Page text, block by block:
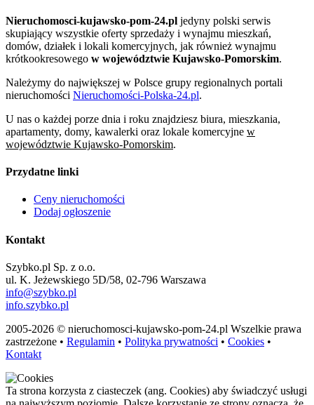
Nieruchomosci-kujawsko-pom-24.pl jedyny polski serwis
skupiający wszystkie oferty sprzedaży i wynajmu mieszkań,
domów, działek i lokali komercyjnych, jak również wynajmu
krótkookresowego w województwie Kujawsko-Pomorskim.
Należymy do największej w Polsce grupy regionalnych portali
nieruchomości Nieruchomości-Polska-24.pl.
U nas o każdej porze dnia i roku znajdziesz biura, mieszkania,
apartamenty, domy, kawalerki oraz lokale komercyjne w
województwie Kujawsko-Pomorskim.
Przydatne linki
Ceny nieruchomości
Dodaj ogłoszenie
Kontakt
Szybko.pl Sp. z o.o.
ul. K. Jeżewskiego 5D/58, 02-796 Warszawa
info@szybko.pl
info.szybko.pl
2005-2026 © nieruchomosci-kujawsko-pom-24.pl Wszelkie prawa
zastrzeżone • Regulamin • Polityka prywatności • Cookies •
Kontakt
Ta strona korzysta z ciasteczek (ang. Cookies) aby świadczyć usługi